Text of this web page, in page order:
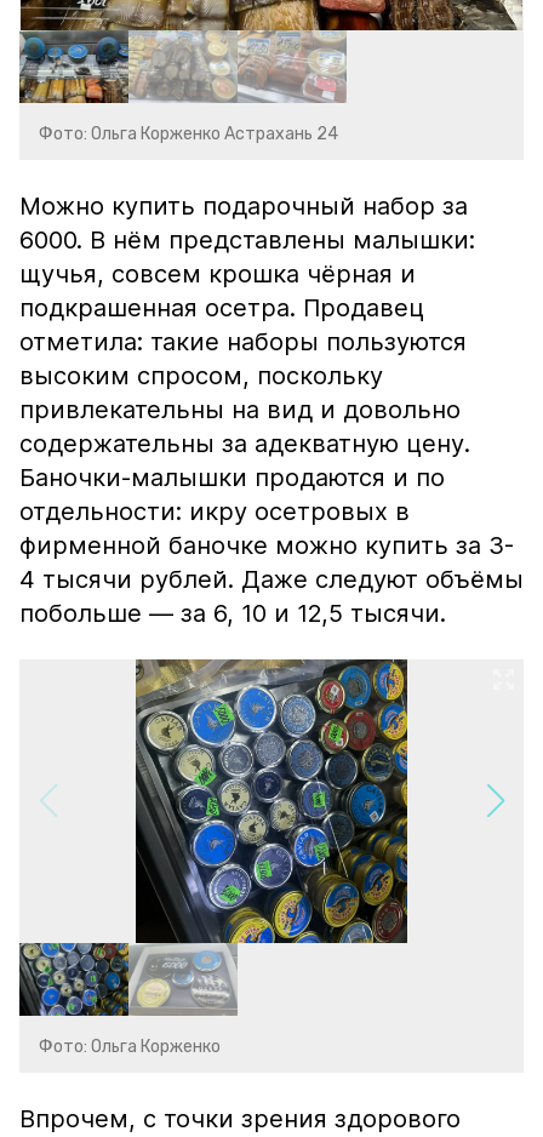
Фото: Ольга Корженко Астрахань 24
Можно купить подарочный набор за
6000. В нём представлены малышки:
щучья, совсем крошка чёрная и
подкрашенная осетра. Продавец
отметила: такие наборы пользуются
высоким спросом, поскольку
привлекательны на вид и довольно
содержательны за адекватную цену.
Баночки-малышки продаются и по
отдельности: икру осетровых в
фирменной баночке можно купить за 3-
4 тысячи рублей. Даже следуют объёмы
побольше — за 6, 10 и 12,5 тысячи.
Фото: Ольга Корженко
Впрочем, с точки зрения здорового